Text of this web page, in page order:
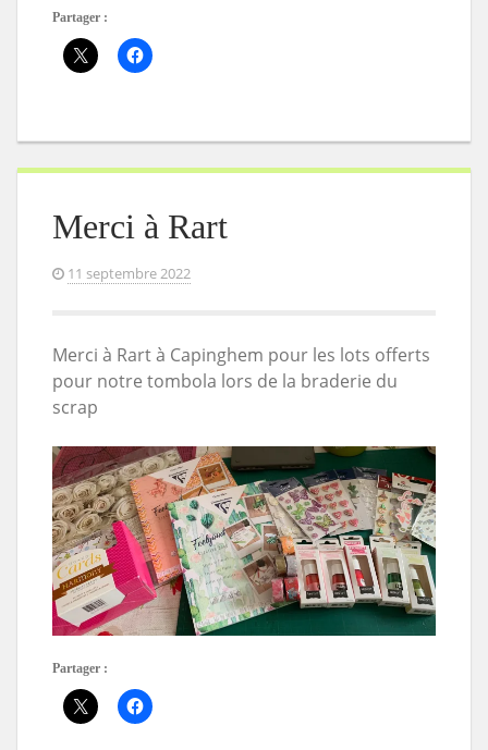
Partager :
Merci à Rart
11 septembre 2022
Merci à Rart à Capinghem pour les lots offerts
pour notre tombola lors de la braderie du
scrap
Partager :